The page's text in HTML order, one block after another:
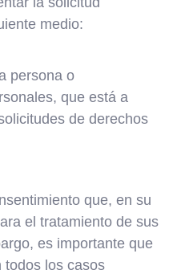
medio:
persona o
que está a
de derechos
que, en su
el tratamiento de sus
es importante que
todos los casos